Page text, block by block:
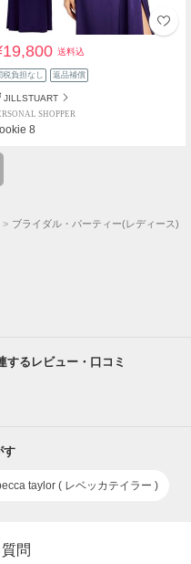
送料込
税負担なし 返品補償
JILLSTUART
SHOPPER
8
ブライダル・パーティー(レディース)
するレビュー・口コミ
す
taylor ( レベッカテイラー )
問